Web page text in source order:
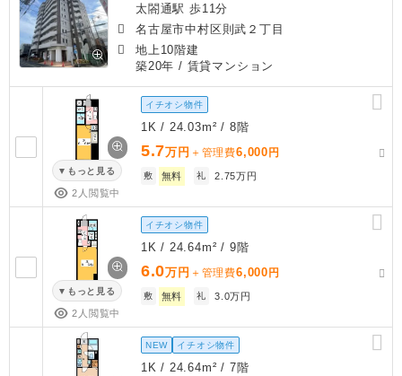
太閤通駅 歩11分
名古屋市中村区則武２丁目
地上10階建
築20年 / 賃貸マンション
もっと見る
2人閲覧中
イチオシ物件
1K / 24.03m² / 8階
5.7万円 ＋管理費6,000 円
敷 無料 礼 2.75万円
もっと見る
2人閲覧中
イチオシ物件
1K / 24.64m² / 9階
6.0万円 ＋管理費6,000 円
敷 無料 礼 3.0万円
NEW イチオシ物件
1K / 24.64m² / 7階